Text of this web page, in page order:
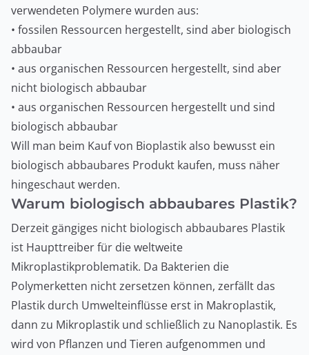
verwendeten Polymere wurden aus:
• fossilen Ressourcen hergestellt, sind aber biologisch
abbaubar
• aus organischen Ressourcen hergestellt, sind aber
nicht biologisch abbaubar
• aus organischen Ressourcen hergestellt und sind
biologisch abbaubar
Will man beim Kauf von Bioplastik also bewusst ein
biologisch abbaubares Produkt kaufen, muss näher
hingeschaut werden.
Warum biologisch abbaubares Plastik?
Derzeit gängiges nicht biologisch abbaubares Plastik
ist Haupttreiber für die weltweite
Mikroplastikproblematik. Da Bakterien die
Polymerketten nicht zersetzen können, zerfällt das
Plastik durch Umwelteinflüsse erst in Makroplastik,
dann zu Mikroplastik und schließlich zu Nanoplastik. Es
wird von Pflanzen und Tieren aufgenommen und